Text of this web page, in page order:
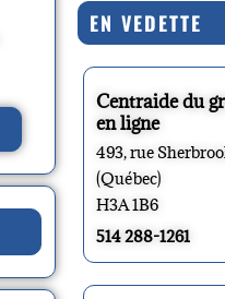
EN VEDETTE
Centraide du
en ligne
493, rue
(Québec)
H3A 1B6
514 288-1261